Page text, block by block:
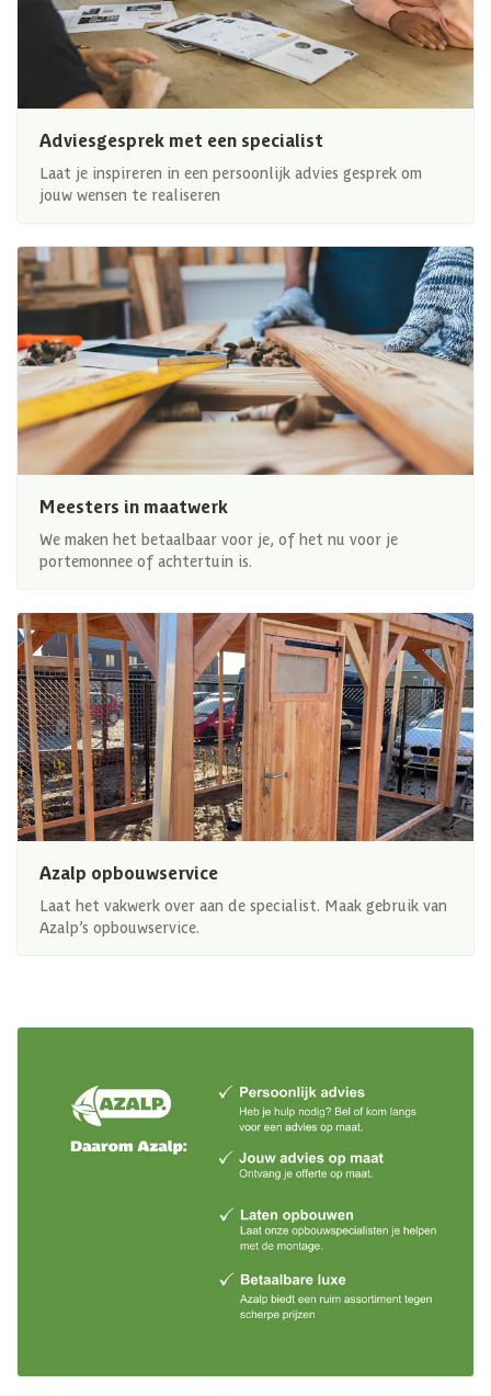
Adviesgesprek met een specialist
Laat je inspireren in een persoonlijk advies gesprek om
jouw wensen te realiseren
Meesters in maatwerk
We maken het betaalbaar voor je, of het nu voor je
portemonnee of achtertuin is.
Azalp opbouwservice
Laat het vakwerk over aan de specialist. Maak gebruik van
Azalp’s opbouwservice.